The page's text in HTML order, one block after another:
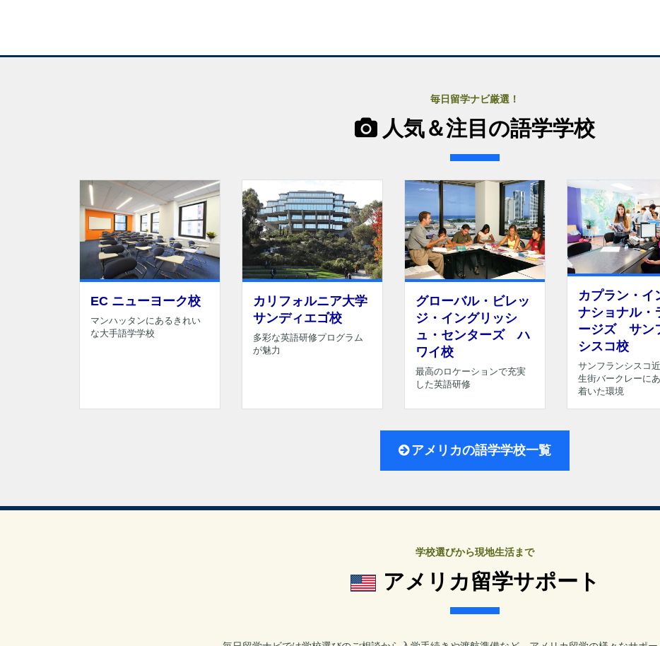
毎日留学ナビ厳選！
人気＆注目の語学学校
EC ニューヨーク校
マンハッタンにあるきれい
な大手語学学校
カリフォルニア大学
サンディエゴ校
多彩な英語研修プログラム
が魅力
グローバル・ビレッ
ジ・イングリッシ
ュ・センターズ ハ
ワイ校
最高のロケーションで充実
した英語研修
カプラン・イ
ナショナル・
ージズ サン
シスコ校
サンフランシスコ
生街バークレーに
着いた環境
アメリカの語学学校一覧
学校選びから現地生活まで
アメリカ留学サポート